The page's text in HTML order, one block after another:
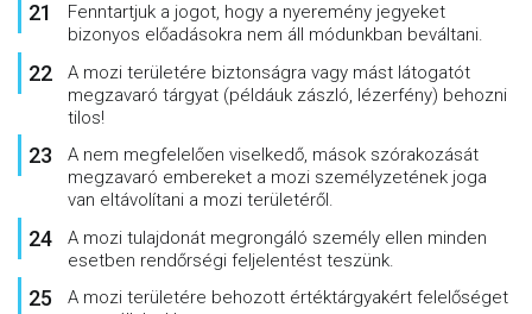
Fenntartjuk a jogot, hogy a nyeremény jegyeket
bizonyos előadásokra nem áll módunkban beváltani.
A mozi területére biztonságra vagy mást látogatót
megzavaró tárgyat (példáuk zászló, lézerfény) behozni
tilos!
A nem megfelelően viselkedő, mások szórakozását
megzavaró embereket a mozi személyzetének joga
van eltávolítani a mozi területéről.
A mozi tulajdonát megrongáló személy ellen minden
esetben rendőrségi feljelentést teszünk.
A mozi területére behozott értéktárgyakért felelőséget